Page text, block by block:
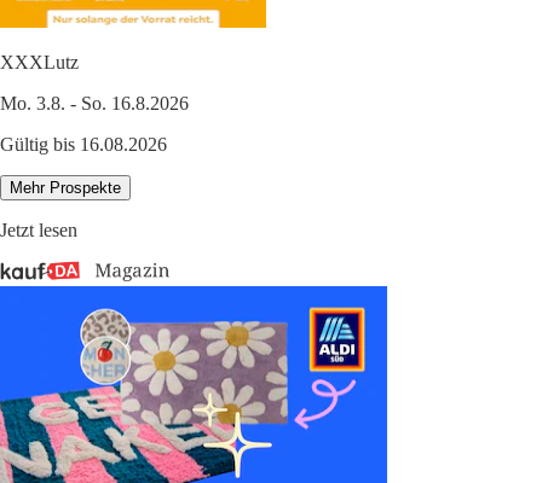
XXXLutz
Mo. 3.8. - So. 16.8.2026
Gültig bis 16.08.2026
Mehr Prospekte
Jetzt lesen